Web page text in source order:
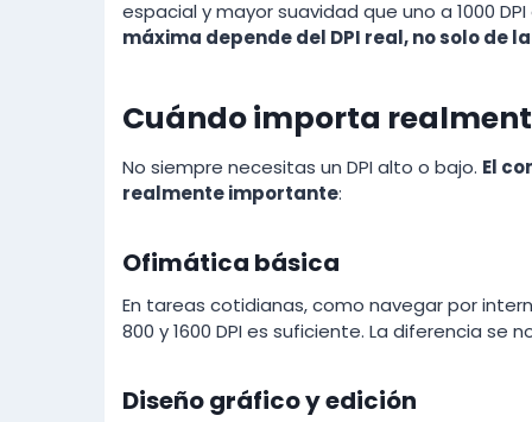
espacial y mayor suavidad que uno a 1000
máxima depende del DPI real, no solo de
Cuándo importa
No siempre necesitas un DPI alto o bajo. El
realmente importante:
Ofimática básica
En tareas cotidianas, como navegar por
800 y 1600 DPI es suficiente. La diferencia
Diseño gráfico y edición